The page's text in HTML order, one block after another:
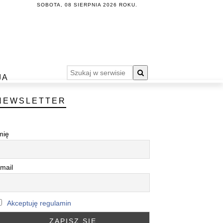
SOBOTA, 08 SIERPNIA 2026 ROKU.
Akceptuję regulamin